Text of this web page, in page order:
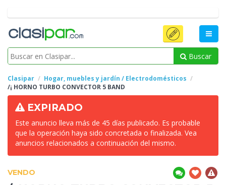
Buscar
Clasipar
Hogar, muebles y jardín / Electrodomésticos
/¡ HORNO TURBO CONVECTOR 5 BAND
EXPIRADO
Este anuncio lleva más de 45 días publicado. Es probable
que la operación haya sido concretada o finalizada. Vea
anuncios relacionados a continuación del mismo.
VENDO